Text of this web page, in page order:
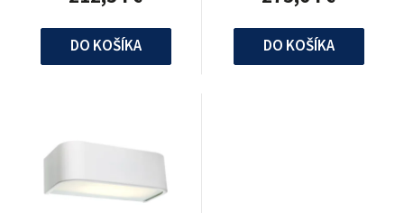
DO KOŠÍKA DO KOŠÍKA